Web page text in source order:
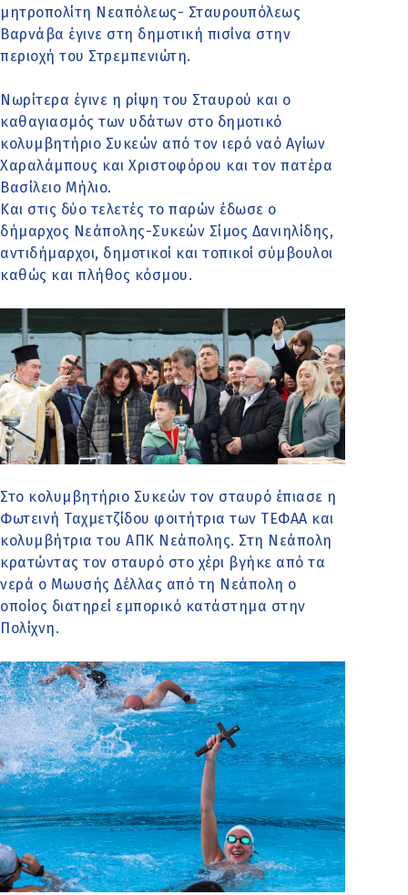
μητροπολίτη Νεαπόλεως- Σταυρουπόλεως
Βαρνάβα έγινε στη δημοτική πισίνα στην
περιοχή του Στρεμπενιώτη.
Νωρίτερα έγινε η ρίψη του Σταυρού και ο
καθαγιασμός των υδάτων στο δημοτικό
κολυμβητήριο Συκεών από τον ιερό ναό Αγίων
Χαραλάμπους και Χριστοφόρου και τον πατέρα
Βασίλειο Μήλιο.
Και στις δύο τελετές το παρών έδωσε ο
δήμαρχος Νεάπολης-Συκεών Σίμος Δανιηλίδης,
αντιδήμαρχοι, δημοτικοί και τοπικοί σύμβουλοι
καθώς και πλήθος κόσμου.
Στο κολυμβητήριο Συκεών τον σταυρό έπιασε η
Φωτεινή Ταχμετζίδου φοιτήτρια των ΤΕΦΑΑ και
κολυμβήτρια του ΑΠΚ Νεάπολης. Στη Νεάπολη
κρατώντας τον σταυρό στο χέρι βγήκε από τα
νερά ο Μωυσής Δέλλας από τη Νεάπολη ο
οποίος διατηρεί εμπορικό κατάστημα στην
Πολίχνη.